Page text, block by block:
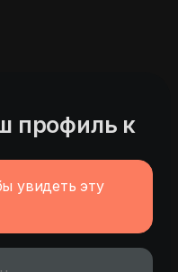
профиль к
увидеть эту